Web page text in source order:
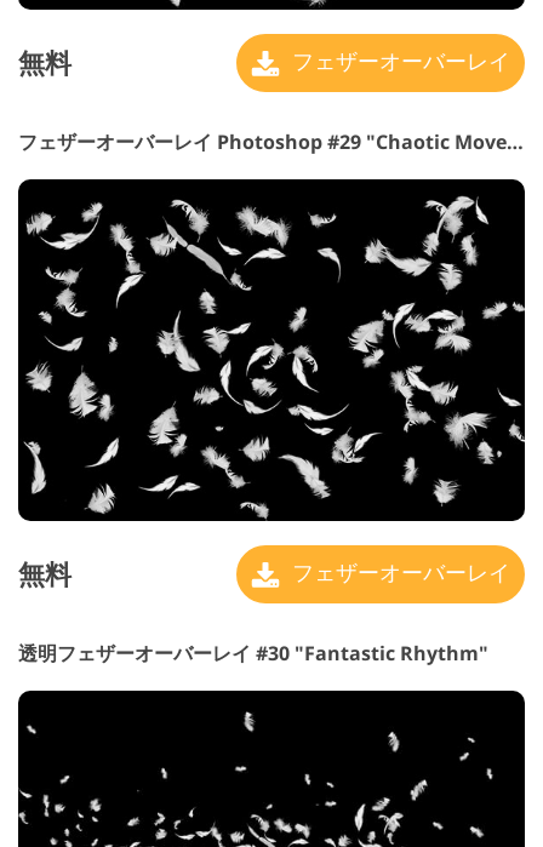
無料 フェザーオーバーレイ
フェザーオーバーレイ Photoshop #29 "Chaotic Movement"
無料 フェザーオーバーレイ
透明フェザーオーバーレイ #30 "Fantastic Rhythm"